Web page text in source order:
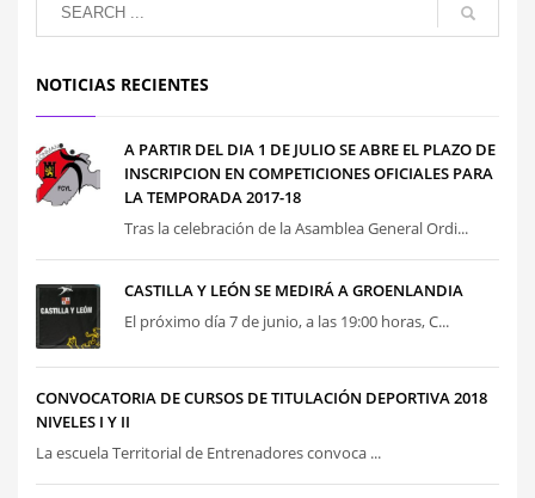
NOTICIAS RECIENTES
A PARTIR DEL DIA 1 DE JULIO SE ABRE EL PLAZO DE
INSCRIPCION EN COMPETICIONES OFICIALES PARA
LA TEMPORADA 2017-18
Tras la celebración de la Asamblea General Ordi...
CASTILLA Y LEÓN SE MEDIRÁ A GROENLANDIA
El próximo día 7 de junio, a las 19:00 horas, C...
CONVOCATORIA DE CURSOS DE TITULACIÓN DEPORTIVA 2018
NIVELES I Y II
La escuela Territorial de Entrenadores convoca ...